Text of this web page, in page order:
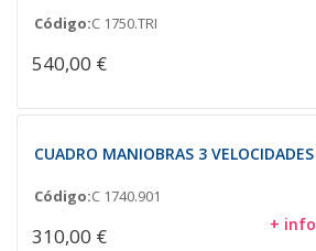
Código:C 1750.TRI
540,00 €
CUADRO MANIOBRAS 3 VELOCIDADES
Código:C 1740.901
310,00 € + info